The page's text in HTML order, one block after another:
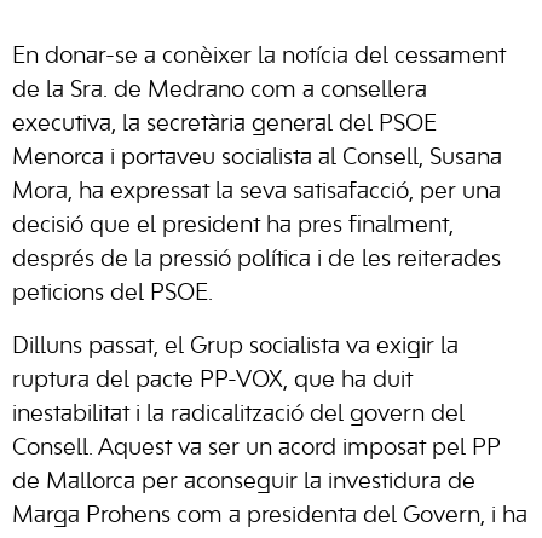
En donar-se a conèixer la notícia del cessament
de la Sra. de Medrano com a consellera
executiva, la secretària general del PSOE
Menorca i portaveu socialista al Consell, Susana
Mora, ha expressat la seva satisafacció, per una
decisió que el president ha pres finalment,
després de la pressió política i de les reiterades
peticions del PSOE.
Dilluns passat, el Grup socialista va exigir la
ruptura del pacte PP-VOX, que ha duit
inestabilitat i la radicalització del govern del
Consell. Aquest va ser un acord imposat pel PP
de Mallorca per aconseguir la investidura de
Marga Prohens com a presidenta del Govern, i ha